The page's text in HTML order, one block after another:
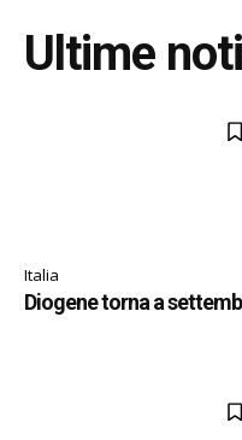
Ultime
Italia
Diogene torna a